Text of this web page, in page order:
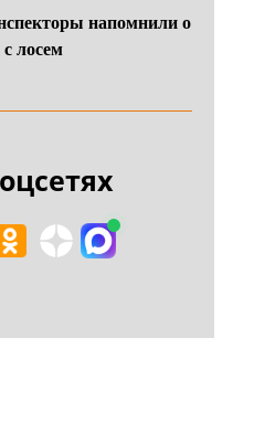
напомнили о
лосем